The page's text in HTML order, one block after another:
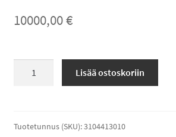
10000,00€
Lisää ostoskoriin
Tuotetunnus (SKU):3104413010